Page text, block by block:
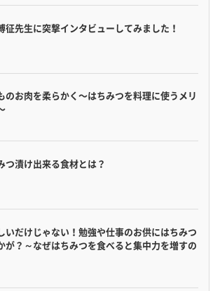
征先生に突撃インタビューしてみました！
のお肉を柔らかく〜はちみつを料理に使うメリ
つ漬け出来る食材とは？
いだけじゃない！勉強や仕事のお供にはちみつ
が？～なぜはちみつを食べると集中力を増すの